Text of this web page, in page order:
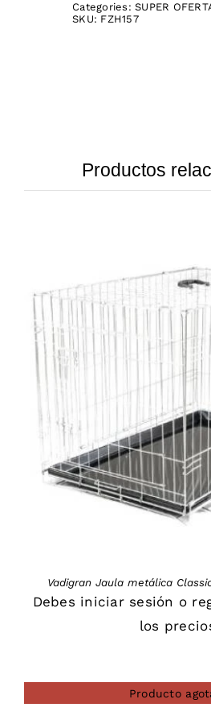
Categories:SUPER
SKU: FZH157
Productos
Vadigran Jaula metálica
Debes iniciar sesión o
los
Producto